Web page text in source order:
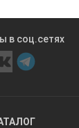
в соц.сетях